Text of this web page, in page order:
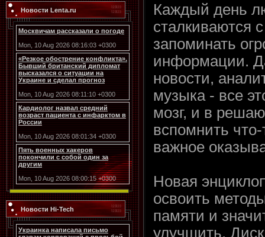
Новости Lenta.ru
Москвичам рассказали о погоде
Mon, 10 Aug 2026 08:16:03 +0300
«Резкое обострение конфликта».
Бывший британский дипломат
высказался о ситуации на
Украине и сделал прогноз
Mon, 10 Aug 2026 08:11:10 +0300
Кардиолог назвал средний
возраст пациента с инфарктом в
России
Mon, 10 Aug 2026 08:01:34 +0300
Пять военных хакеров
покончили с собой один за
другим
Mon, 10 Aug 2026 08:00:15 +0300
Новости Hi-Tech
Украинка написала письмо
Каждый день
сталкиваются
запоминать
информации.
новости,
музыка - все
мозг, и в
вспомнить
важное
Новая
освоить
памяти и
улучшить.